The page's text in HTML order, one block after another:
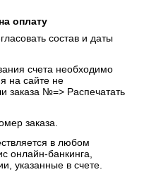
на оплату
состав и даты
счета необходимо
на сайте не
заказа №=> Распечатать
заказа.
в любом
онлайн-банкинга,
указанные в счете.